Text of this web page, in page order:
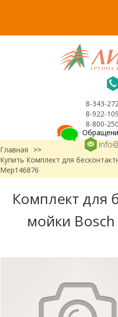
8-343-
8-922-
8-800-
Главная
>>
Купить Комплект для
Мер146876
Комплект для
мойки Bosch